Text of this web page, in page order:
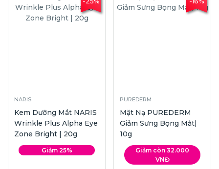
NARIS
Kem Dưỡng Mắt NARIS
Wrinkle Plus Alpha Eye
Zone Bright | 20g
Giảm 25%
PUREDERM
Mặt Nạ PUREDERM
Giảm Sưng Bọng Mắt|
10g
Giảm còn 32.000
VNĐ